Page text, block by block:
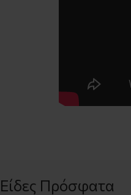
Είδες Πρόσφατα